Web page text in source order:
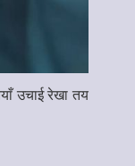
उचाई रेखा तय